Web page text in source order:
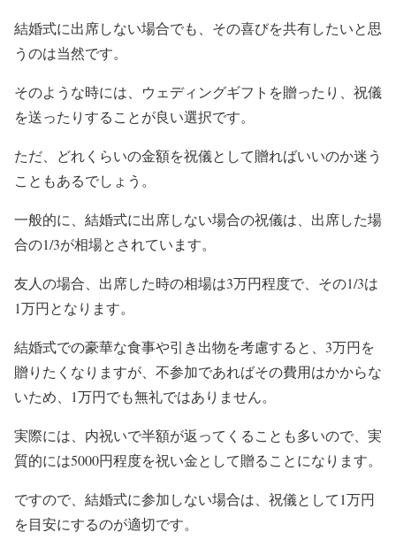
結婚式に出席しない場合でも、その喜びを共有したいと思
うのは当然です。
そのような時には、ウェディングギフトを贈ったり、祝儀
を送ったりすることが良い選択です。
ただ、どれくらいの金額を祝儀として贈ればいいのか迷う
こともあるでしょう。
一般的に、結婚式に出席しない場合の祝儀は、出席した場
合の1/3が相場とされています。
友人の場合、出席した時の相場は3万円程度で、その1/3は
1万円となります。
結婚式での豪華な食事や引き出物を考慮すると、3万円を
贈りたくなりますが、不参加であればその費用はかからな
いため、1万円でも無礼ではありません。
実際には、内祝いで半額が返ってくることも多いので、実
質的には5000円程度を祝い金として贈ることになります。
ですので、結婚式に参加しない場合は、祝儀として1万円
を目安にするのが適切です。